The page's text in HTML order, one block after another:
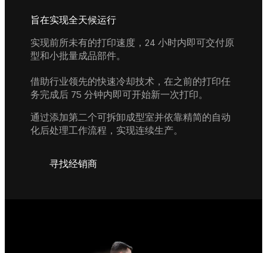
旨在实现全天候运行
实现前所未有的打印速度，24 小时内即可交付原
型和小批量成品部件。
借助行业领先的快速冷却技术，在之前的打印任
务完成后 75 分钟内即可开始新一次打印。
通过添加第二个可拆卸成型室并依靠精简的自动
化后处理工作流程，实现连续生产。
寻找经销商